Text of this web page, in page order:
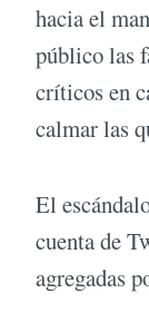
hacia el
público las
críticos en
calmar las
El
cuenta de
agregadas